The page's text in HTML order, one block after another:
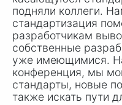
подняли коллеги.
стандартизация
разработчикам
собственные
уже имеющимися.
конференция, мы
стандарты, новые
также искать пути